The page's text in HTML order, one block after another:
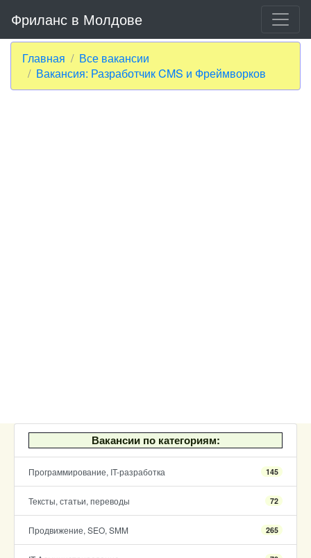
Фриланс в Молдове
Главная
Все вакансии
Вакансия: Разработчик CMS и Фреймворков
Вакансии по категориям:
Программирование, IT-разработка 145
Тексты, статьи, переводы 72
Продвижение, SEO, SMM 265